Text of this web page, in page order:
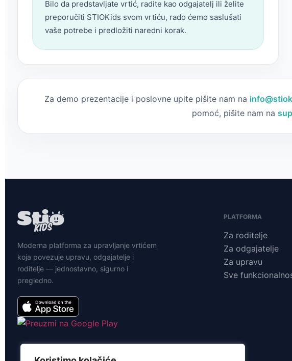
Bilo da predstavljate vrtić, radite kao odgajatelj ili želite
preporučiti STIOKids svom vrtiću, rado ćemo saslušati
vaše potrebe i predložiti naredni korak.
Za demo prezentacije i poslovne upite pišite nam na
pomoć, pišite nam na
Moderna platforma za upravljanje vrtićem
koja povezuje upravu, odgajatelje i
roditelje — jednostavno, sigurno i
pregledno.
PLATFORMA
Za roditelje
Za odgajatelje
Za upravu
Sve